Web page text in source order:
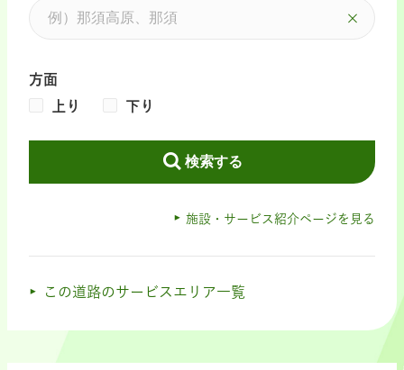
方面
上り
下り
検索する
施設・サービス紹介ページを見る
この道路のサービスエリア一覧